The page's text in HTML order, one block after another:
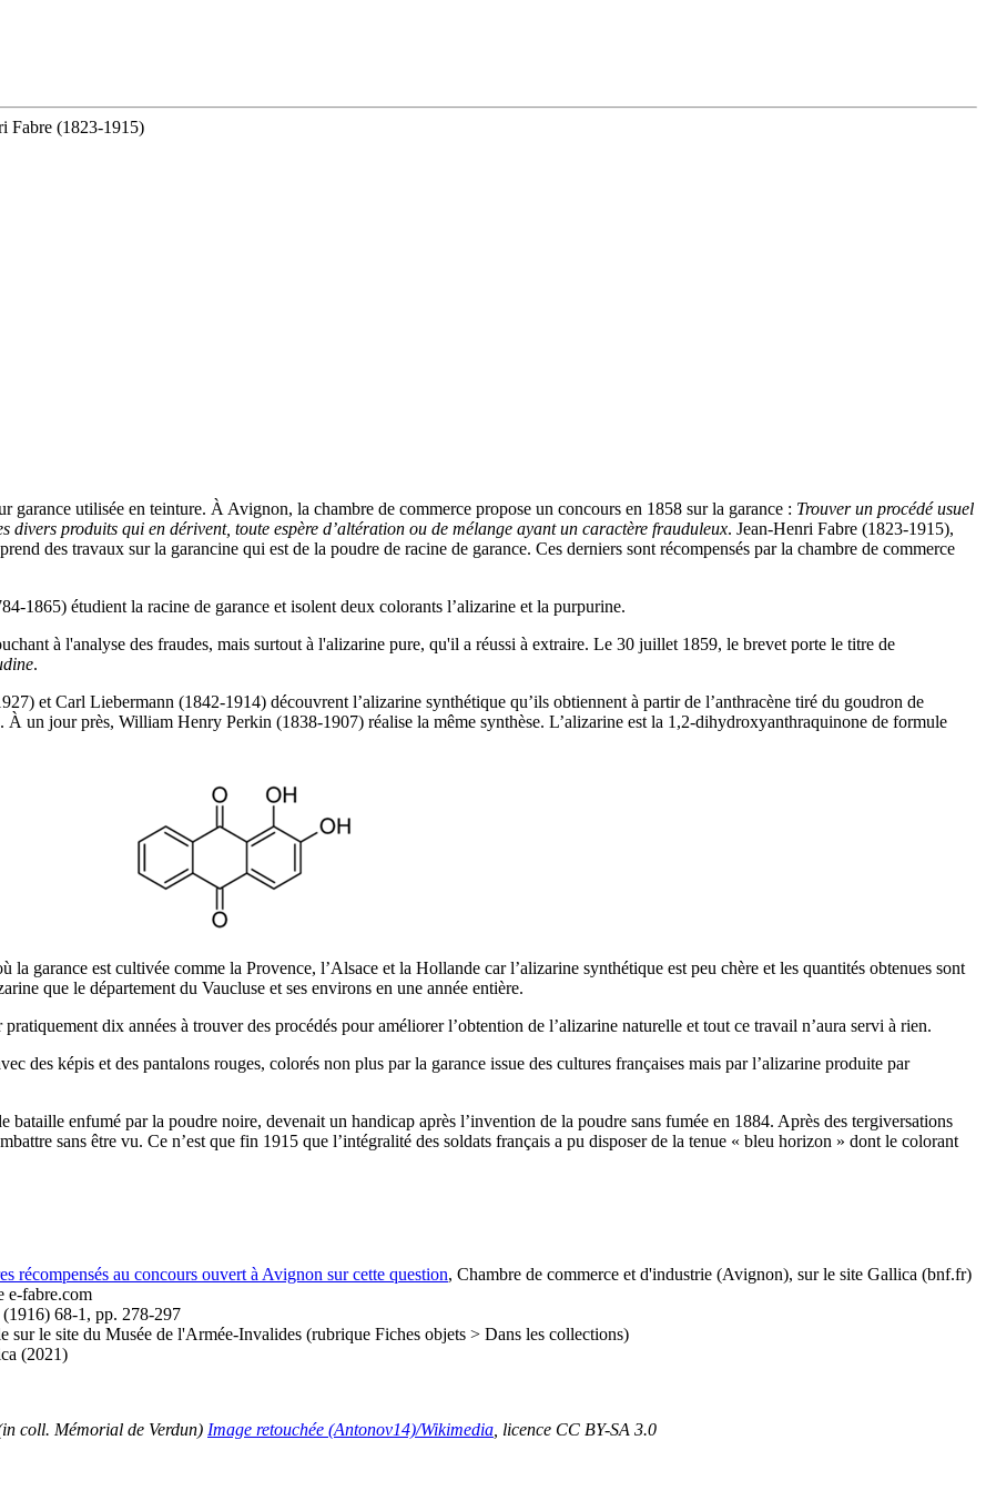
Fabre (1823-1915)
utilisée en teinture. À Avignon, la chambre de commerce propose un concours en 1858 sur la garance : Trouver un procédé usuel
divers produits qui en dérivent, toute espère d’altération ou de mélange ayant un caractère frauduleux. Jean-Henri Fabre (1823-1915),
des travaux sur la garancine qui est de la poudre de racine de garance. Ces derniers sont récompensés par la chambre de commerce
1865) étudient la racine de garance et isolent deux colorants l’alizarine et la purpurine.
à l'analyse des fraudes, mais surtout à l'alizarine pure, qu'il a réussi à extraire. Le 30 juillet 1859, le brevet porte le titre de
.
et Carl Liebermann (1842-1914) découvrent l’alizarine synthétique qu’ils obtiennent à partir de l’anthracène tiré du goudron de
À un jour près, William Henry Perkin (1838-1907) réalise la même synthèse. L’alizarine est la 1,2-dihydroxyanthraquinone de formule
garance est cultivée comme la Provence, l’Alsace et la Hollande car l’alizarine synthétique est peu chère et les quantités obtenues sont
que le département du Vaucluse et ses environs en une année entière.
dix années à trouver des procédés pour améliorer l’obtention de l’alizarine naturelle et tout ce travail n’aura servi à rien.
des képis et des pantalons rouges, colorés non plus par la garance issue des cultures françaises mais par l’alizarine produite par
enfumé par la poudre noire, devenait un handicap après l’invention de la poudre sans fumée en 1884. Après des tergiversations
sans être vu. Ce n’est que fin 1915 que l’intégralité des soldats français a pu disposer de la tenue « bleu horizon » dont le colorant
récompensés au concours ouvert à Avignon sur cette question, Chambre de commerce et d'industrie (Avignon), sur le site Gallica (bnf.fr)
e-fabre.com
68-1, pp. 278-297
sur le site du Musée de l'Armée-Invalides (rubrique Fiches objets > Dans les collections)
(2021)
coll. Mémorial de Verdun) Image retouchée (Antonov14)/Wikimedia , licence CC BY-SA 3.0